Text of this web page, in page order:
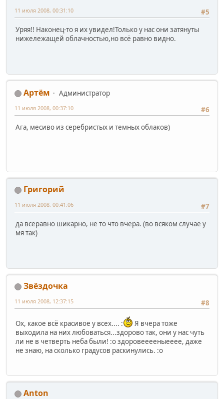
#5
11 июля 2008, 00:31:10
Уряя!! Наконец-то я их увидел!Только у нас они затянуты
нижележащей облачностью,но всё равно видно.
Артём
Администратор
#6
11 июля 2008, 00:37:10
Ага, месиво из серебристых и темных облаков)
Григорий
#7
11 июля 2008, 00:41:06
да всеравно шикарно, не то что вчера. (во всяком случае у
мя так)
Звёздочка
#8
11 июля 2008, 12:37:15
Ох, какое всё красивое у всех.... :
Я вчера тоже
выходила на них любоваться...здорово так, они у нас чуть
ли не в четверть неба были! :o здоровееееныееее, даже
не знаю, на сколько градусов раскинулись. :o
Anton